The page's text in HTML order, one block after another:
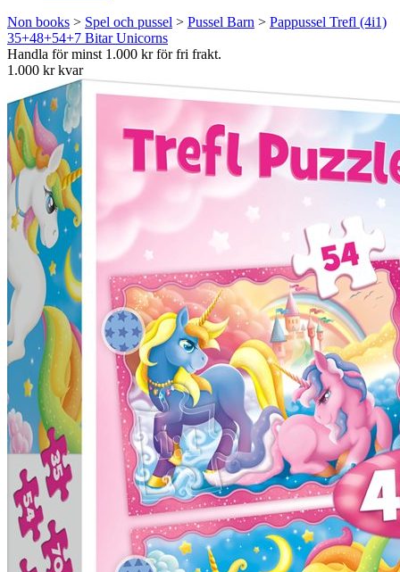
Non books > Spel och pussel > Pussel Barn > Pappussel Trefl (4i1)
35+48+54+7 Bitar Unicorns
Handla för minst 1.000 kr för fri frakt.
1.000 kr kvar